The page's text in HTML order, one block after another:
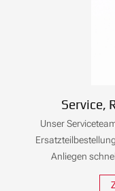
Service,
Unser
Anliegen